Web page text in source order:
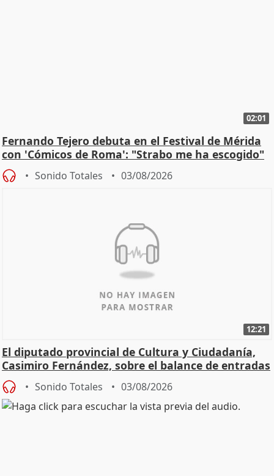
02:01
Fernando Tejero debuta en el Festival de Mérida
con 'Cómicos de Roma': "Strabo me ha escogido"
Sonido Totales 03/08/2026
12:21
El diputado provincial de Cultura y Ciudadanía,
Casimiro Fernández, sobre el balance de entradas
Sonido Totales 03/08/2026